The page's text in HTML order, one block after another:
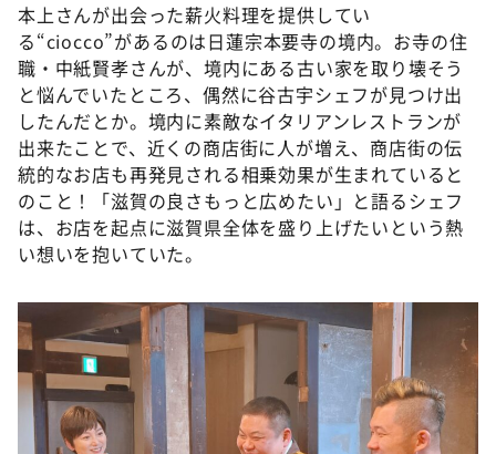
本上さんが出会った薪火料理を提供してい
る“ciocco”があるのは日蓮宗本要寺の境内。お寺の住
職・中紙賢孝さんが、境内にある古い家を取り壊そう
と悩んでいたところ、偶然に谷古宇シェフが見つけ出
したんだとか。境内に素敵なイタリアンレストランが
出来たことで、近くの商店街に人が増え、商店街の伝
統的なお店も再発見される相乗効果が生まれていると
のこと！「滋賀の良さもっと広めたい」と語るシェフ
は、お店を起点に滋賀県全体を盛り上げたいという熱
い想いを抱いていた。